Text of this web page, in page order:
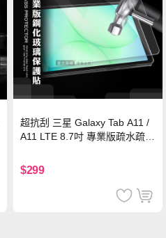
超抗刮 三星 Galaxy Tab A11 /
A11 LTE 8.7吋 專業版疏水疏油
$299